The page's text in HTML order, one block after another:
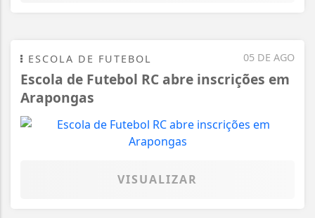
05 DE AGO
ESCOLA DE FUTEBOL
Escola de Futebol RC abre inscrições em
Arapongas
VISUALIZAR